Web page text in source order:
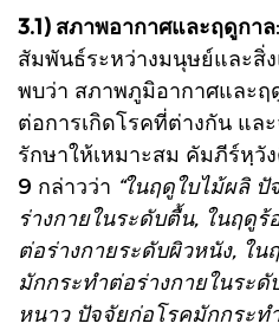
3.1) สภาพอากาศและฤดูกาล
สัมพันธ์ระหว่างมนุษย์และสิ่
พบว่า สภาพภูมิอากาศและ
ต่อการเกิดโรคที่ต่างกัน แล
รักษาให้เหมาะสม คัมภีร์หฺวั
9 กล่าวว่า “ในฤดูใบไม้ผลิ
ร่างกายในระดับตื้น, ในฤดู
ต่อร่างกายระดับผิวหนัง, ใน
มักกระทำต่อร่างกายในระ
หนาว ปัจจัยก่อโรคมักกระท